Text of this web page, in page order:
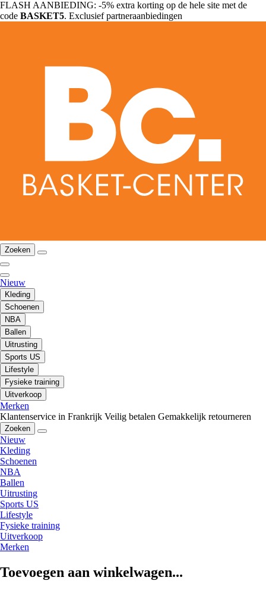
FLASH AANBIEDING: -5% extra korting op de hele site met de
code BASKET5. Exclusief partneraanbiedingen
Zoeken
Nieuw
Kleding
Schoenen
NBA
Ballen
Uitrusting
Sports US
Lifestyle
Fysieke training
Uitverkoop
Merken
Klantenservice in Frankrijk Veilig betalen Gemakkelijk retourneren
Zoeken
Nieuw
Kleding
Schoenen
NBA
Ballen
Uitrusting
Sports US
Lifestyle
Fysieke training
Uitverkoop
Merken
Toevoegen aan winkelwagen...